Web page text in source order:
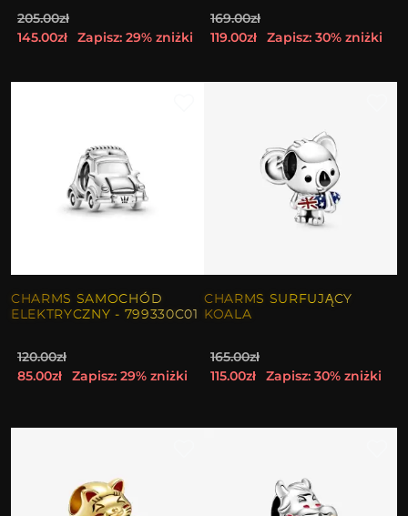
205.00zł
145.00zł
Zapisz: 29% zniżki
169.00zł
119.00zł
Zapisz: 30% zniżki
CHARMS SAMOCHÓD
ELEKTRYCZNY - 799330C01
120.00zł
85.00zł
Zapisz: 29% zniżki
CHARMS SURFUJĄCY
KOALA
165.00zł
115.00zł
Zapisz: 30% zniżki